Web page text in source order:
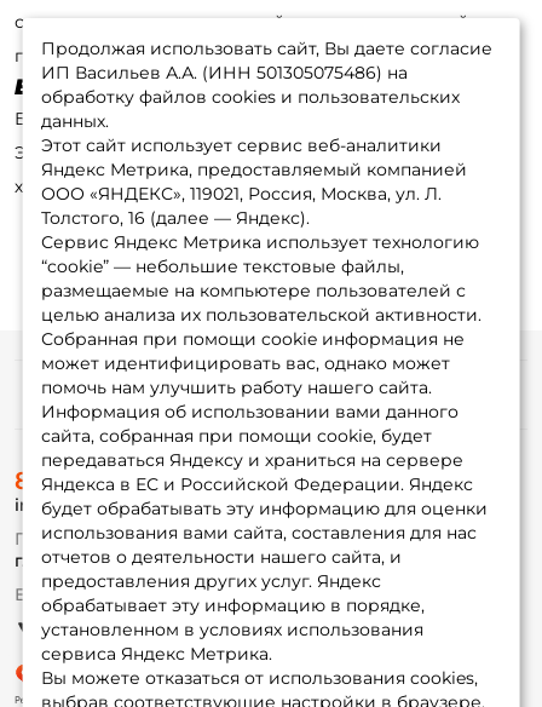
случае ловли судака, который славится костлявой
пастью, жесткий бланк помогает просечь ткань.
Вываживание
Быстрый спиннинг достаточно быстро утомляет рыбу.
Это дает спиннингисту шанс при ловле в корягах, когда
хищник стремиться запутать леску.
Продолжая использовать сайт, Вы даете согласие
ИП Васильев А.А. (ИНН 501305075486) на
обработку файлов cookies и пользовательских
данных.
Этот сайт использует сервис веб-аналитики
Яндекс Метрика, предоставляемый компанией
ООО «ЯНДЕКС», 119021, Россия, Москва, ул. Л.
Толстого, 16 (далее — Яндекс).
Сервис Яндекс Метрика использует технологию
“cookie” — небольшие текстовые файлы,
размещаемые на компьютере пользователей с
целью анализа их пользовательской активности.
Собранная при помощи cookie информация не
может идентифицировать вас, однако может
помочь нам улучшить работу нашего сайта.
Информация об использовании вами данного
сайта, собранная при помощи cookie, будет
передаваться Яндексу и храниться на сервере
Яндекса в ЕС и Российской Федерации. Яндекс
будет обрабатывать эту информацию для оценки
использования вами сайта, составления для нас
отчетов о деятельности нашего сайта, и
предоставления других услуг. Яндекс
обрабатывает эту информацию в порядке,
установленном в условиях использования
сервиса Яндекс Метрика.
Вы можете отказаться от использования cookies,
выбрав соответствующие настройки в браузере.
Информация
О магазине
Доставка
Оплата
Fox-bonus
Гуру
Партнерская программа
8 (495) 532-77-88
info@foxfishing.ru
По вопросам с заказом
г. Москва, ул. Плеханова д.7
Ежедневно 10:00 до 20:00